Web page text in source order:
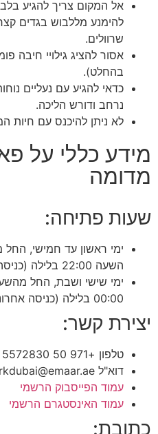
אל המקום צריך להגיע
להימנע מללבוש בגדים
שרוולים.
אסור להציג גילויי חיבה
בהחלט).
כדאי להגיע עם נעליים
נרחב ודורש הליכה.
לא ניתן להיכנס עם חיות
מידע כללי על
מדומה
שעות פתיחה:
השעה 22:00 בלילה (כניסה אחרונה בשעה 21:30 בערב).
00:00 בלילה (כניסה אחרונה בשעה 23:30 בלילה).
יצירת קשר:
טלפון +971 50 5572830
דוא"ל enquiryvrparkdubai@emaar.ae
עמוד הפייסבוק הרשמי
עמוד האינסטגרם הרשמי
כתובת: